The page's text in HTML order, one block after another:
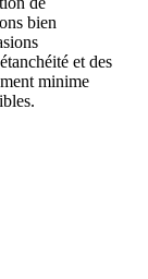
bien
et des
minime